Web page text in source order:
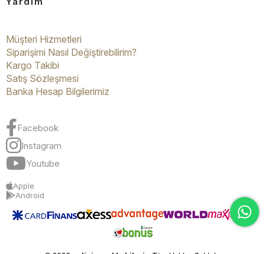
Müşteri Hizmetleri
Siparişimi Nasıl Değiştirebilirim?
Kargo Takibi
Satış Sözleşmesi
Banka Hesap Bilgilerimiz
Facebook
Instagram
Youtube
Apple
Android